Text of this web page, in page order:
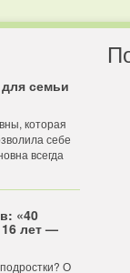
семьи
которая
себе
всегда
«40
лет —
О